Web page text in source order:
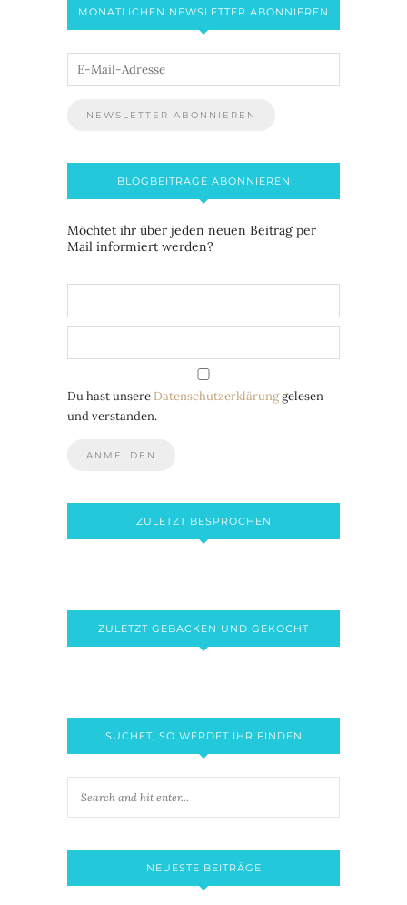
MONATLICHEN NEWSLETTER ABONNIEREN
BLOGBEITRÄGE ABONNIEREN
Möchtet ihr über jeden neuen Beitrag per
Mail informiert werden?
Du hast unsere Datenschutzerklärunggelesen
und verstanden.
ZULETZT BESPROCHEN
ZULETZT GEBACKEN UND GEKOCHT
SUCHET, SO WERDET IHR FINDEN
NEUESTE BEITRÄGE